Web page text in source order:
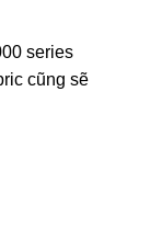
series
cũng sẽ